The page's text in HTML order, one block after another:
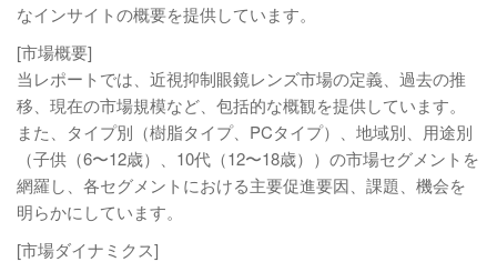
なインサイトの概要を提供しています。
[市場概要]
当レポートでは、近視抑制眼鏡レンズ市場の定義、過去の推
移、現在の市場規模など、包括的な概観を提供しています。
また、タイプ別（樹脂タイプ、PCタイプ）、地域別、用途別
（子供（6〜12歳）、10代（12〜18歳））の市場セグメントを
網羅し、各セグメントにおける主要促進要因、課題、機会を
明らかにしています。
[市場ダイナミクス]